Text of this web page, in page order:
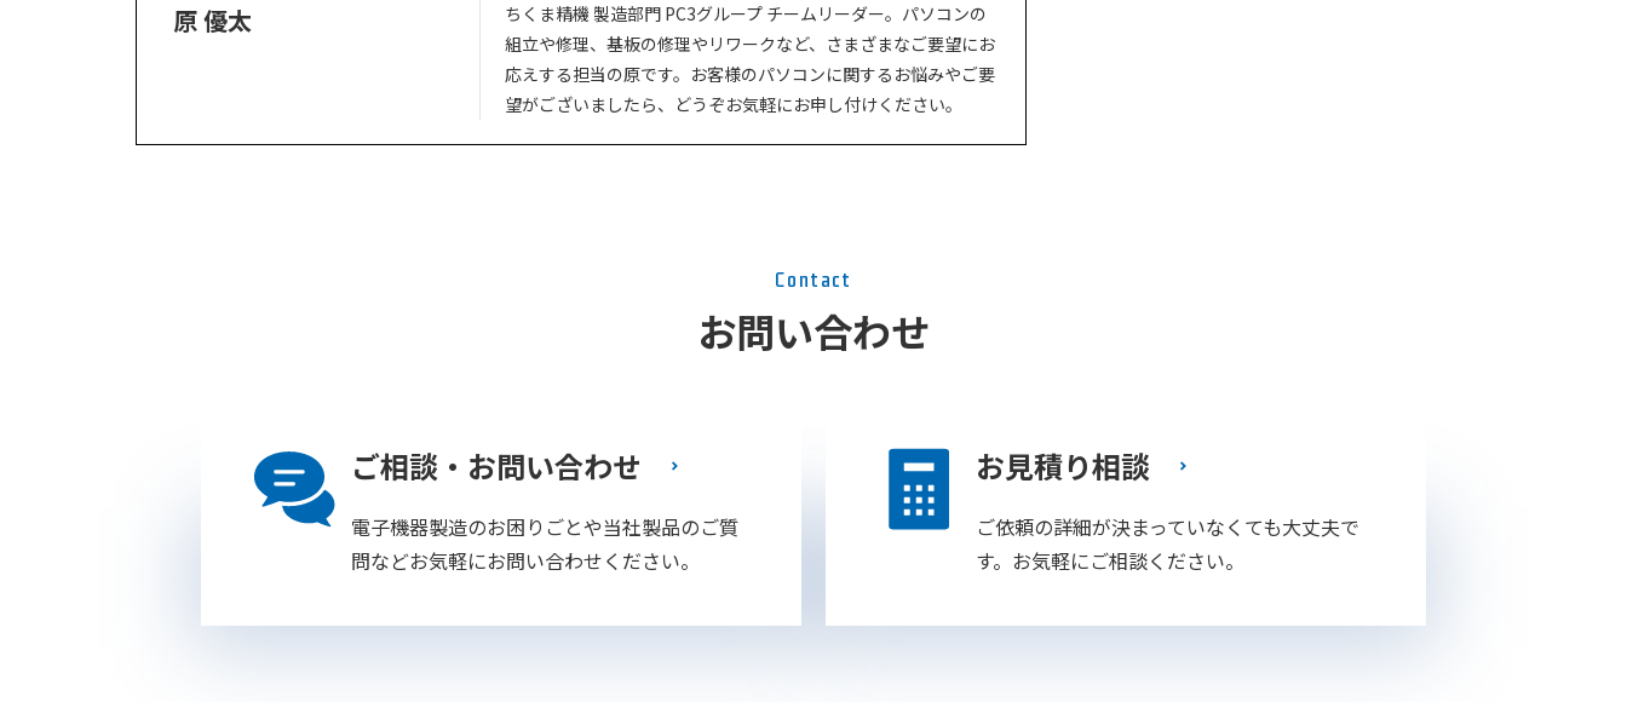
原 優太
ちくま精機 製造部門 PC3グループ チームリーダー。パソコンの
組立や修理、基板の修理やリワークなど、さまざまなご要望にお
応えする担当の原です。お客様のパソコンに関するお悩みやご要
望がございましたら、どうぞお気軽にお申し付けください。
Contact
お問い合わせ
ご相談・お問い合わせ
電子機器製造のお困りごとや当社製品のご質
問などお気軽にお問い合わせください。
お見積り相談
ご依頼の詳細が決まっていなくても大丈夫で
す。お気軽にご相談ください。